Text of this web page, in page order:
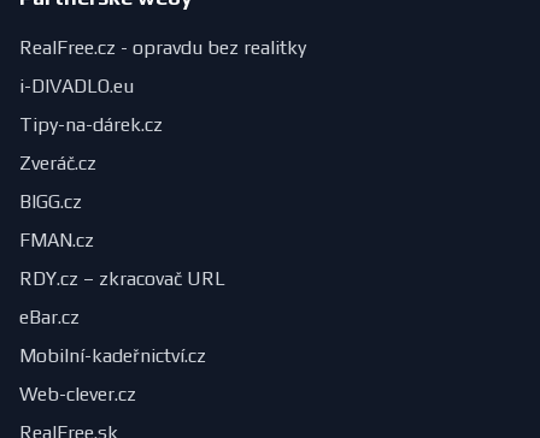
RealFree.cz - opravdu bez realitky
i-DIVADLO.eu
Tipy-na-dárek.cz
Zveráč.cz
BIGG.cz
FMAN.cz
RDY.cz – zkracovač URL
eBar.cz
Mobilní-kadeřnictví.cz
Web-clever.cz
RealFree.sk